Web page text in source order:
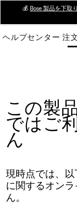
Main
💰 Bose 製品を下取
ヘルプセンター 注
この製
ではご
ん
現時点では、
に関するオン
ん。